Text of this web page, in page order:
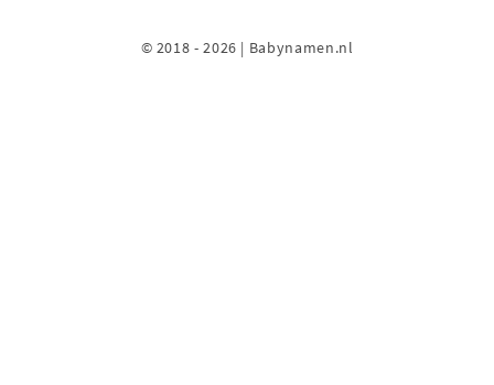
© 2018 - 2026 | Babynamen.nl